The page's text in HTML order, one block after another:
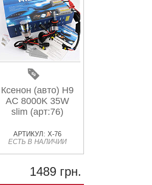
Ксенон (авто) H9
AC 8000K 35W
slim (арт:76)
АРТИКУЛ: X-76
ЕСТЬ В НАЛИЧИИ
1489 грн.